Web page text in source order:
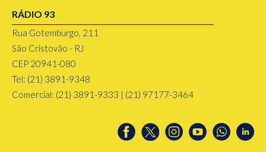
RÁDIO 93
Rua Gotemburgo, 211
São Cristovão - RJ
CEP 20941-080
Tel: (21) 3891-9348
Comercial: (21) 3891-9333 | (21) 97177-3464